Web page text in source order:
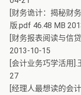
[财务诡计：揭秘财
版.pdf 46.48 MB
[财务报表阅读与信
2013-10-15
[会计业务巧学活用
27
[经理人最想读的会